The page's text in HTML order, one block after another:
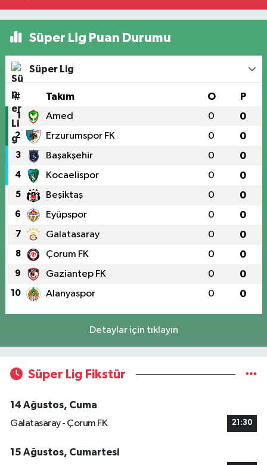
Süper Lig Puan Durumu
Süper Lig
# Takım O P
1 Amed 0 0
2 Erzurumspor FK 0 0
3 Başakşehir 0 0
4 Kocaelispor 0 0
5 Beşiktaş 0 0
6 Eyüpspor 0 0
7 Galatasaray 0 0
8 Çorum FK 0 0
9 Gaziantep FK 0 0
10 Alanyaspor 0 0
Detaylar için tıklayın
Süper Lig Fikstür
14 Ağustos, Cuma
Galatasaray - Çorum FK
21:30
15 Ağustos, Cumartesi